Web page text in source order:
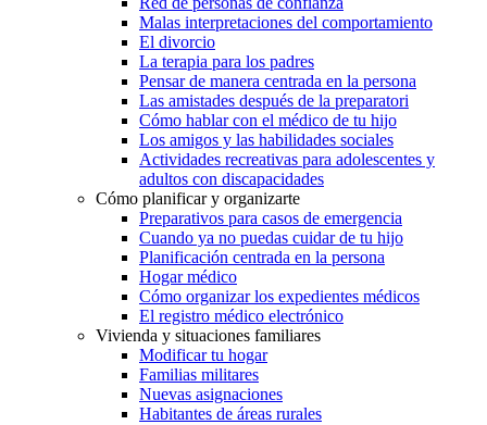
Malas interpretaciones del comportamiento
El divorcio
La terapia para los padres
Pensar de manera centrada en la persona
Las amistades después de la preparatori
Cómo hablar con el médico de tu hijo
Los amigos y las habilidades sociales
Actividades recreativas para adolescentes y
adultos con discapacidades
Cómo planificar y organizarte
Preparativos para casos de emergencia
Cuando ya no puedas cuidar de tu hijo
Planificación centrada en la persona
Hogar médico
Cómo organizar los expedientes médicos
El registro médico electrónico
Vivienda y situaciones familiares
Modificar tu hogar
Familias militares
Nuevas asignaciones
Habitantes de áreas rurales